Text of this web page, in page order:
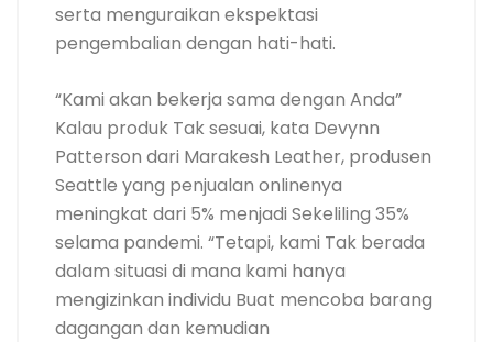
serta menguraikan ekspektasi
pengembalian dengan hati-hati.
“Kami akan bekerja sama dengan Anda”
Kalau produk Tak sesuai, kata Devynn
Patterson dari Marakesh Leather, produsen
Seattle yang penjualan onlinenya
meningkat dari 5% menjadi Sekeliling 35%
selama pandemi. “Tetapi, kami Tak berada
dalam situasi di mana kami hanya
mengizinkan individu Buat mencoba barang
dagangan dan kemudian